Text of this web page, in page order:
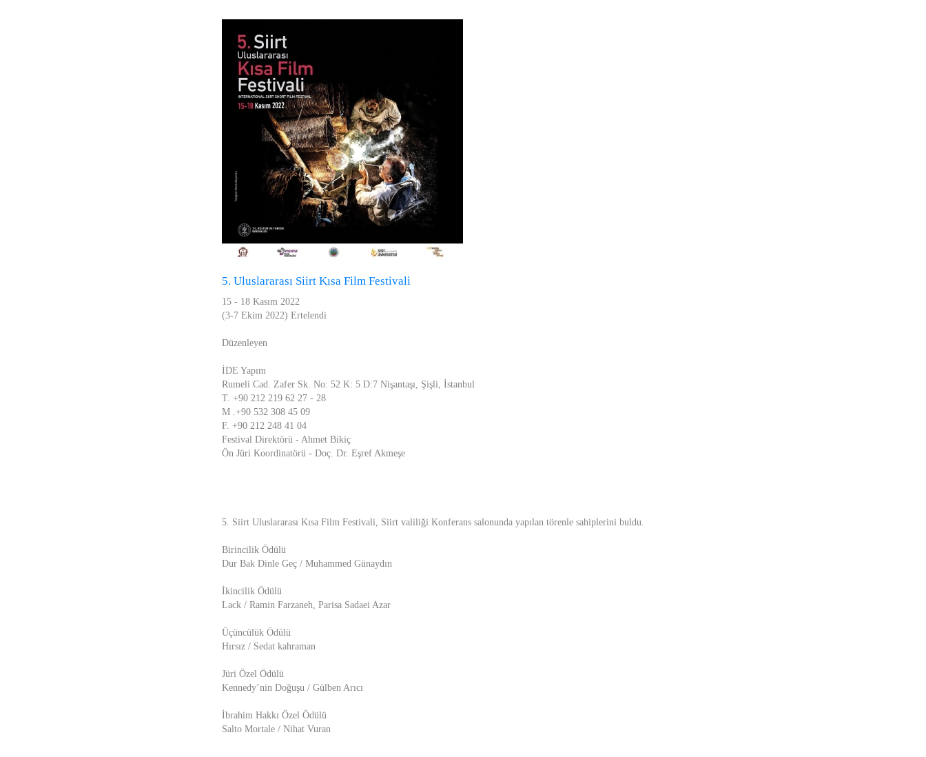
5. Uluslararası Siirt Kısa Film Festivali
15 - 18 Kasım 2022
(3-7 Ekim 2022) Ertelendi
Düzenleyen
İDE Yapım
Rumeli Cad. Zafer Sk. No: 52 K: 5 D:7 Nişantaşı, Şişli, İstanbul
T. +90 212 219 62 27 - 28
M .+90 532 308 45 09
F. +90 212 248 41 04
Festival Direktörü - Ahmet Bikiç
Ön Jüri Koordinatörü - Doç. Dr. Eşref Akmeşe
5. Siirt Uluslararası Kısa Film Festivali, Siirt valiliği Konferans salonunda yapılan törenle sahiplerini buldu.
Birincilik Ödülü
Dur Bak Dinle Geç / Muhammed Günaydın
İkincilik Ödülü
Lack / Ramin Farzaneh, Parisa Sadaei Azar
Üçüncülük Ödülü
Hırsız / Sedat kahraman
Jüri Özel Ödülü
Kennedy’nin Doğuşu / Gülben Arıcı
İbrahim Hakkı Özel Ödülü
Salto Mortale / Nihat Vuran